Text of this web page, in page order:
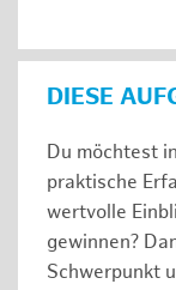
DIESE
Du möchtest
praktische
wertvolle
gewinnen?
Schwerpunkt